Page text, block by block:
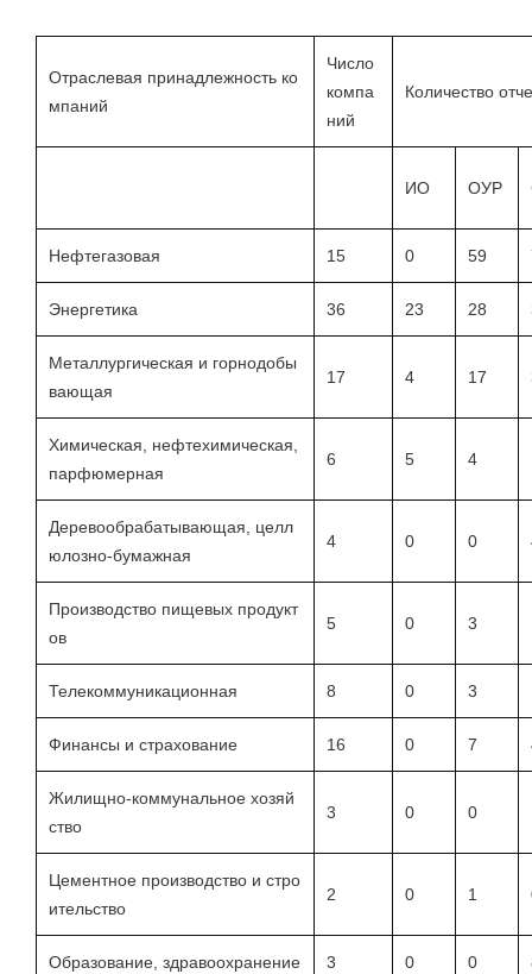
Отраслевая принадлежность ко
мпаний
Число
компа
ний
Количество
ИО ОУР
Нефтегазовая 15 0 59
Энергетика 36 23 28
Металлургическая и горнодобы
вающая
17 4 17
Химическая, нефтехимическая,
парфюмерная
6 5 4
Деревообрабатывающая, целл
юлозно-бумажная
4 0 0
Производство пищевых продукт
ов
5 0 3
Телекоммуникационная 8 0 3
Финансы и страхование 16 0 7
Жилищно-коммунальное хозяй
ство
3 0 0
Цементное производство и стро
ительство
2 0 1
Образование, здравоохранение 3 0 0